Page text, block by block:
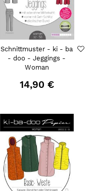
Schnittmuster - ki - ba
- doo - Jeggings -
Woman
14,90 €